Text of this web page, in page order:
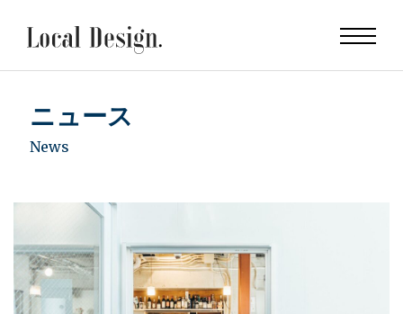
ニュース
News